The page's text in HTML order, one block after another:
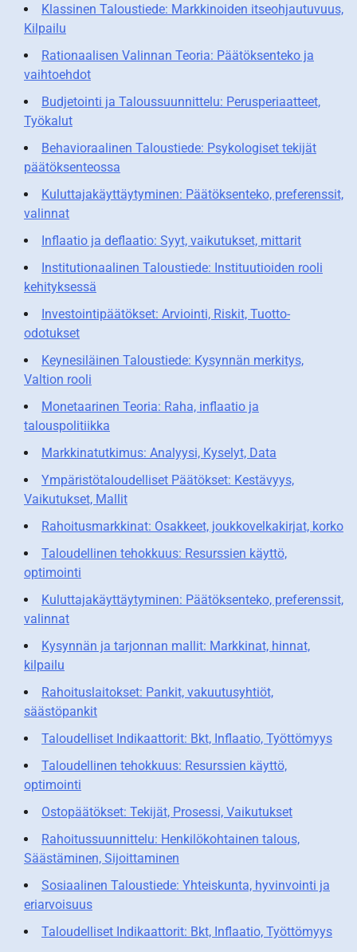
Klassinen Taloustiede: Markkinoiden itseohjautuvuus,
Kilpailu
Rationaalisen Valinnan Teoria: Päätöksenteko ja
vaihtoehdot
Budjetointi ja Taloussuunnittelu: Perusperiaatteet,
Työkalut
Behavioraalinen Taloustiede: Psykologiset tekijät
päätöksenteossa
Kuluttajakäyttäytyminen: Päätöksenteko, preferenssit,
valinnat
Inflaatio ja deflaatio: Syyt, vaikutukset, mittarit
Institutionaalinen Taloustiede: Instituutioiden rooli
kehityksessä
Investointipäätökset: Arviointi, Riskit, Tuotto-
odotukset
Keynesiläinen Taloustiede: Kysynnän merkitys,
Valtion rooli
Monetaarinen Teoria: Raha, inflaatio ja
talouspolitiikka
Markkinatutkimus: Analyysi, Kyselyt, Data
Ympäristötaloudelliset Päätökset: Kestävyys,
Vaikutukset, Mallit
Rahoitusmarkkinat: Osakkeet, joukkovelkakirjat, korko
Taloudellinen tehokkuus: Resurssien käyttö,
optimointi
Kuluttajakäyttäytyminen: Päätöksenteko, preferenssit,
valinnat
Kysynnän ja tarjonnan mallit: Markkinat, hinnat,
kilpailu
Rahoituslaitokset: Pankit, vakuutusyhtiöt,
säästöpankit
Taloudelliset Indikaattorit: Bkt, Inflaatio, Työttömyys
Taloudellinen tehokkuus: Resurssien käyttö,
optimointi
Ostopäätökset: Tekijät, Prosessi, Vaikutukset
Rahoitussuunnittelu: Henkilökohtainen talous,
Säästäminen, Sijoittaminen
Sosiaalinen Taloustiede: Yhteiskunta, hyvinvointi ja
eriarvoisuus
Taloudelliset Indikaattorit: Bkt, Inflaatio, Työttömyys